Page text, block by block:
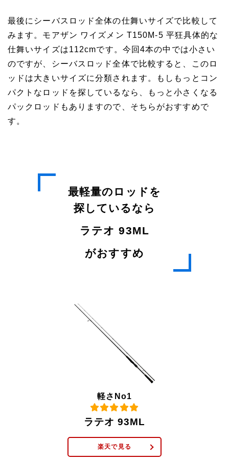
最後にシーバスロッド全体の仕舞いサイズで比較して
みます。モアザン ワイズメン T150M-5 平狂具体的な
仕舞いサイズは112cmです。今回4本の中では小さい
のですが、シーバスロッド全体で比較すると、このロ
ッドは大きいサイズに分類されます。もしもっとコン
パクトなロッドを探しているなら、もっと小さくなる
パックロッドもありますので、そちらがおすすめで
す。
最軽量のロッドを
探しているなら
ラテオ 93ML
がおすすめ
軽さNo1
ラテオ 93ML
楽天で見る